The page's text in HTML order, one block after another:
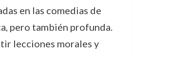
en las comedias de
pero también profunda.
lecciones morales y